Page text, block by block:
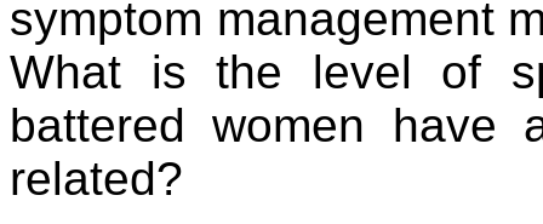
symptom management
What is the level of
battered women have
related?